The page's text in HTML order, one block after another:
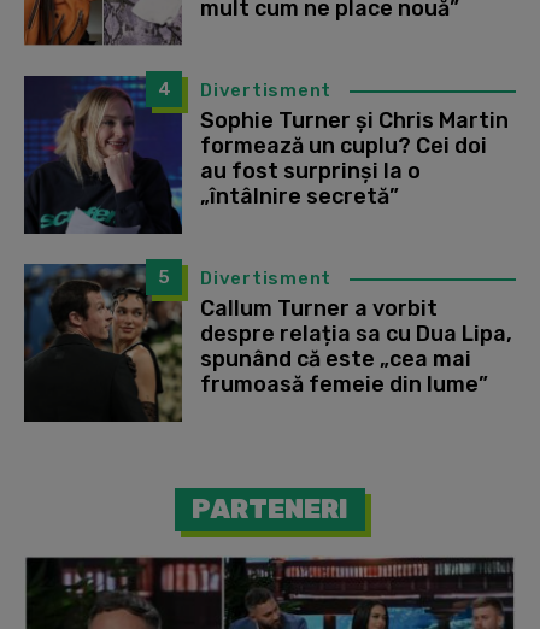
mult cum ne place nouă”
4 Divertisment
Sophie Turner și Chris Martin
formează un cuplu? Cei doi
au fost surprinși la o
„întâlnire secretă”
5 Divertisment
Callum Turner a vorbit
despre relația sa cu Dua Lipa,
spunând că este „cea mai
frumoasă femeie din lume”
PARTENERI